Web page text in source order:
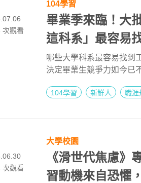
次觀看
104學習
畢業季來臨！大
這科系」最容易
哪些大學科系最容易找到
決定畢業生競爭力如今已
104學習 新鮮人 職涯
次觀看
大學校園
《滑世代焦慮》
習動機來自恐懼